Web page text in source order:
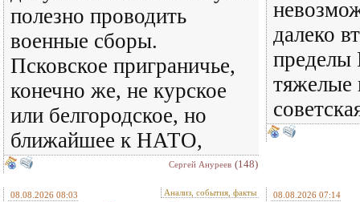
полезно проводить
военные сборы.
Псковское приграничье,
конечно же, не курское
или белгородское, но
ближайшее к НАТО,
Сергей Ануреев (148)
далеко
пределы
тяжелые
08.08.2026 08:03 Анализ, события, факты 08.08.2026 07:14